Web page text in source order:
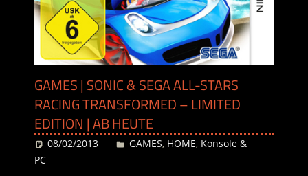
GAMES | SONIC & SEGA ALL-STARS
RACING TRANSFORMED – LIMITED
EDITION | AB HEUTE
08/02/2013 Desiree
GAMES, HOME, Konsole &
PC